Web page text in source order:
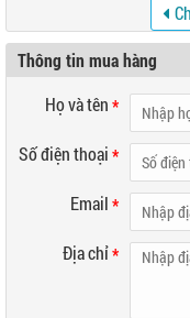
Thông tin mua hàng
Họ và tên*
Số điện thoại*
Email*
Địa chỉ*